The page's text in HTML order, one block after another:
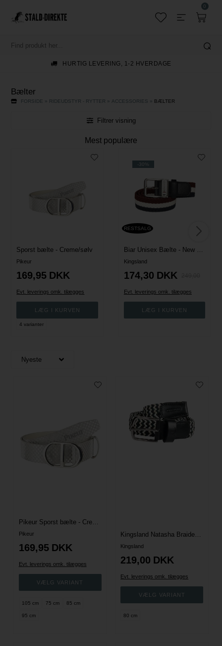
0
HURTIG LEVERING, 1-2 HVERDAGE
Bælter
FORSIDE » RIDEUDSTYR - RYTTER » ACCESSORIES » BÆLTER
Filtrer visning
Mest populære
Sporst bælte - Creme/sølv
Pikeur
169,95 DKK
Evt. leverings omk. tilægges
4 varianter
-30%
RESTSALG
Biar Unisex Bælte - New KL Burgundy
Kingsland
174,30 DKK
Evt. leverings omk. tilægges
Pikeur Sporst bælte - Creme/sølv
Pikeur
169,95 DKK
Evt. leverings omk. tilægges
105 cm 75 cm 85 cm
95 cm
Kingsland Natasha Braided Bælte - Multi
Kingsland
219,00 DKK
Evt. leverings omk. tilægges
80 cm